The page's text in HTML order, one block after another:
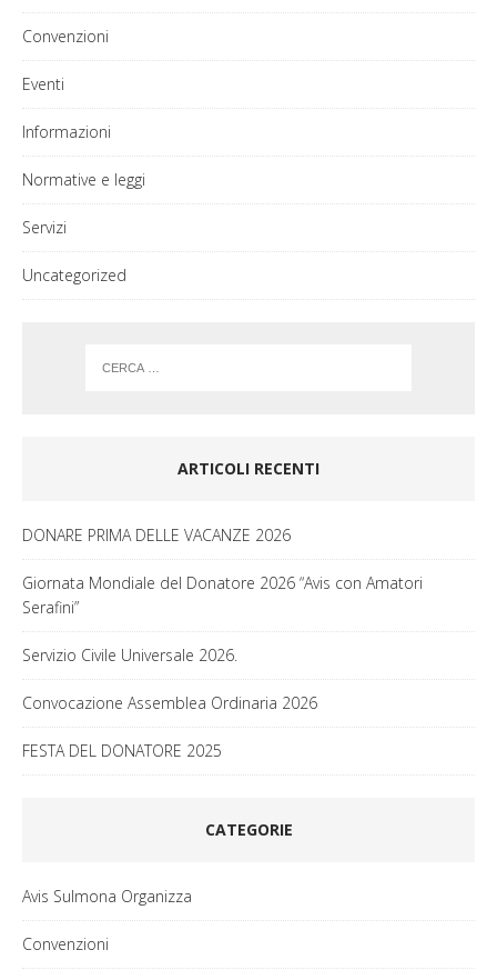
Convenzioni
Eventi
Informazioni
Normative e leggi
Servizi
Uncategorized
ARTICOLI RECENTI
DONARE PRIMA DELLE VACANZE 2026
Giornata Mondiale del Donatore 2026 “Avis con Amatori
Serafini”
Servizio Civile Universale 2026.
Convocazione Assemblea Ordinaria 2026
FESTA DEL DONATORE 2025
CATEGORIE
Avis Sulmona Organizza
Convenzioni